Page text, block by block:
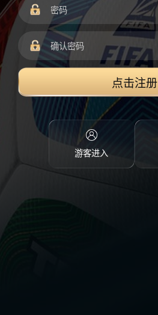
点击注册
游客进入